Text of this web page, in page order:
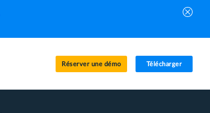
Réserver une démo Télécharger